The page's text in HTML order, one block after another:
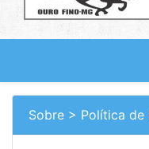
Sobre > Política de